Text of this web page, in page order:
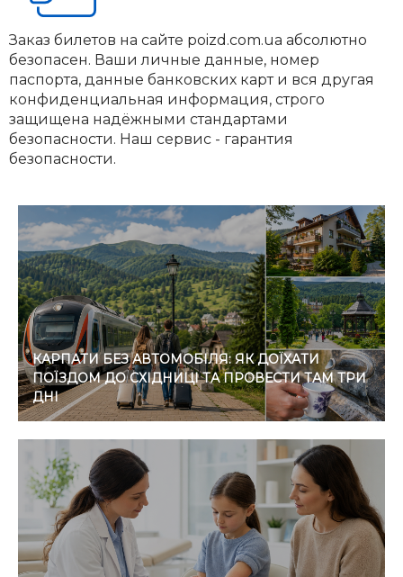
Заказ билетов на сайте poizd.com.ua абсолютно
безопасен. Ваши личные данные, номер
паспорта, данные банковских карт и вся другая
конфиденциальная информация, строго
защищена надёжными стандартами
безопасности. Наш сервис - гарантия
безопасности.
КАРПАТИ БЕЗ АВТОМОБІЛЯ: ЯК ДОЇХАТИ
ПОЇЗДОМ ДО СХІДНИЦІ ТА ПРОВЕСТИ ТАМ ТРИ
ДНІ